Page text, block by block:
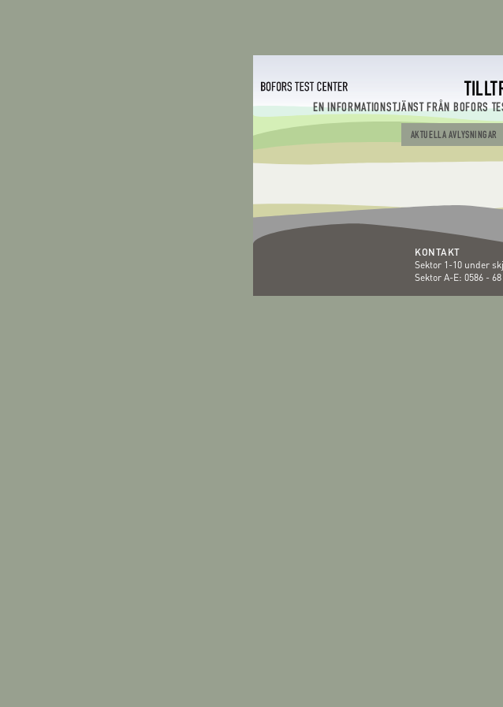
EN INFORMATIONSTJÄNST FRÅN BOFORS
AKTUELLA AVLYSNINGAR
KONTAKT
Sektor 1-10 under
Sektor A-E: 0586 - 68